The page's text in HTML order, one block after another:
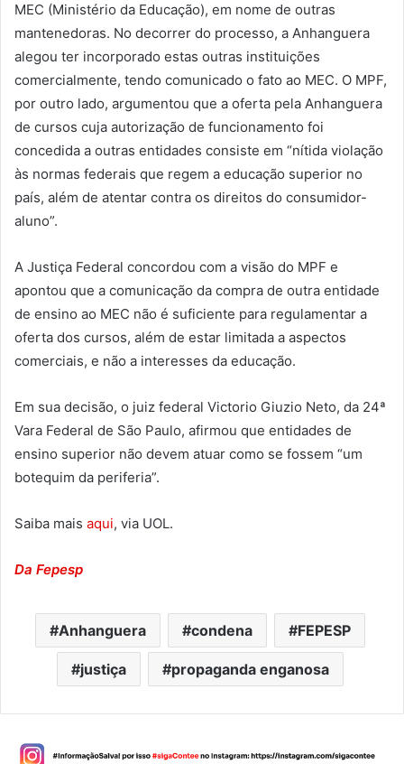
MEC (Ministério da Educação), em nome de outras
mantenedoras. No decorrer do processo, a Anhanguera
alegou ter incorporado estas outras instituições
comercialmente, tendo comunicado o fato ao MEC. O MPF,
por outro lado, argumentou que a oferta pela Anhanguera
de cursos cuja autorização de funcionamento foi
concedida a outras entidades consiste em “nítida violação
às normas federais que regem a educação superior no
país, além de atentar contra os direitos do consumidor-
aluno”.
A Justiça Federal concordou com a visão do MPF e
apontou que a comunicação da compra de outra entidade
de ensino ao MEC não é suficiente para regulamentar a
oferta dos cursos, além de estar limitada a aspectos
comerciais, e não a interesses da educação.
Em sua decisão, o juiz federal Victorio Giuzio Neto, da 24ª
Vara Federal de São Paulo, afirmou que entidades de
ensino superior não devem atuar como se fossem “um
botequim da periferia”.
Saiba mais aqui, via UOL.
Da Fepesp
Anhanguera condena FEPESP
justiça propaganda enganosa